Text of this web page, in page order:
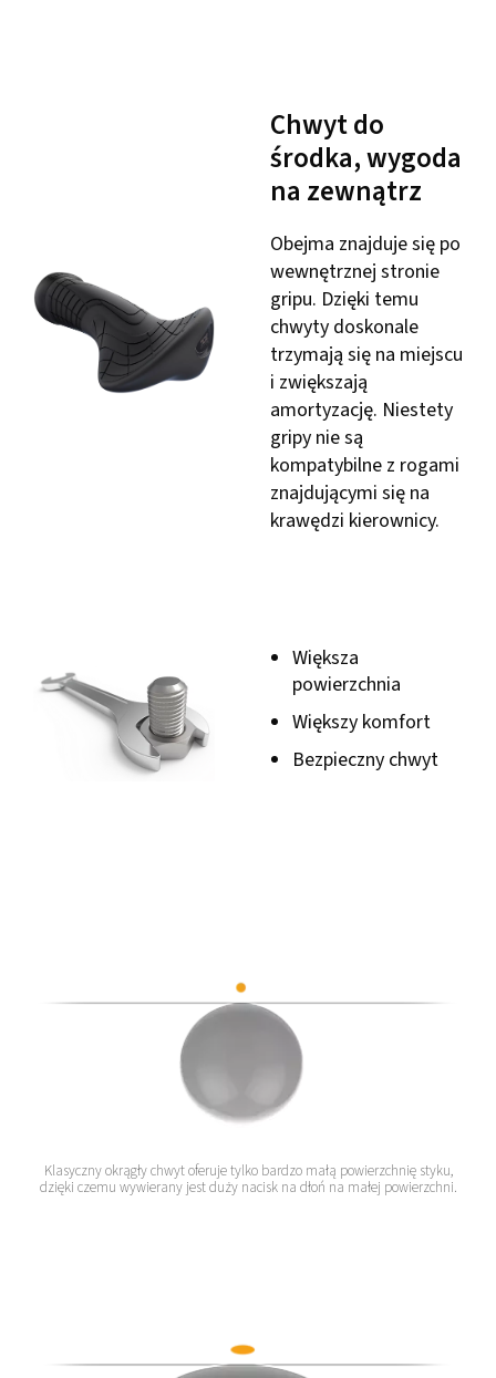
Chwyt do
środka, wygoda
na zewnątrz
Obejma znajduje się po
wewnętrznej stronie
gripu. Dzięki temu
chwyty doskonale
trzymają się na miejscu
i zwiększają
amortyzację. Niestety
gripy nie są
kompatybilne z rogami
znajdującymi się na
krawędzi kierownicy.
Większa
powierzchnia
Większy komfort
Bezpieczny chwyt
Klasyczny okrągły chwyt oferuje tylko bardzo małą powierzchnię styku,
dzięki czemu wywierany jest duży nacisk na dłoń na małej powierzchni.